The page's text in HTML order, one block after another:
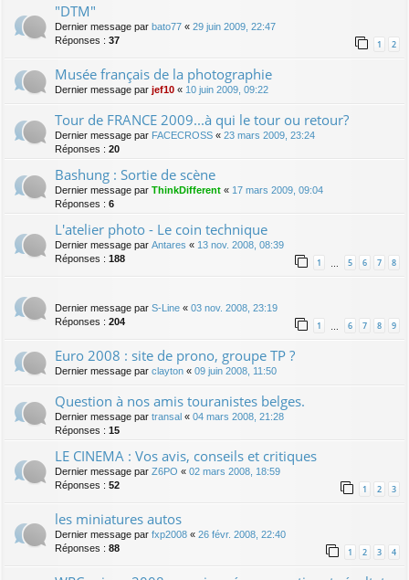
"DTM"
Dernier message par bato77 « 29 juin 2009, 22:47
Réponses : 37 1 2
Musée français de la photographie
Dernier message par jef10 « 10 juin 2009, 09:22
Tour de FRANCE 2009...à qui le tour ou retour?
Dernier message par FACECROSS « 23 mars 2009, 23:24
Réponses : 20
Bashung : Sortie de scène
Dernier message par ThinkDifferent « 17 mars 2009, 09:04
Réponses : 6
L'atelier photo - Le coin technique
Dernier message par Antares « 13 nov. 2008, 08:39
Réponses : 188 1 5 6 7 8
Dernier message par S-Line « 03 nov. 2008, 23:19
Réponses : 204 1 … 6 7 8 9
Euro 2008 : site de prono, groupe TP ?
Dernier message par clayton « 09 juin 2008, 11:50
Question à nos amis touranistes belges.
Dernier message par transal « 04 mars 2008, 21:28
Réponses : 15
LE CINEMA : Vos avis, conseils et critiques
Dernier message par Z6PO « 02 mars 2008, 18:59
Réponses : 52 1 2 3
les miniatures autos
Dernier message par fxp2008 « 26 févr. 2008, 22:40
Réponses : 88 1 2 3 4